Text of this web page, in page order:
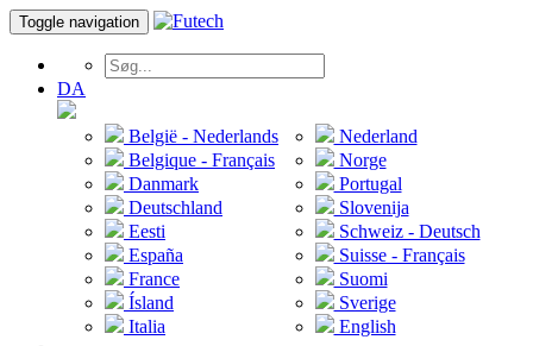
Toggle navigation
DA
België - Nederlands
Belgique - Français
Danmark
Deutschland
Eesti
España
France
Ísland
Italia
Nederland
Norge
Portugal
Slovenija
Schweiz - Deutsch
Suisse - Français
Suomi
Sverige
English